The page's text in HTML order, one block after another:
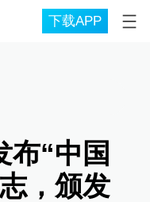
下载APP
布“中国
，颁发